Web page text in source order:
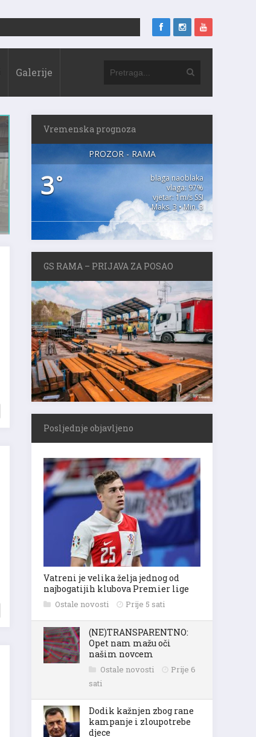
Galerije
Vremenska prognoza
PROZOR - RAMA
3°
blaga naoblaka
vlaga: 97%
vjetar: 1m/s SSI
Maks. 3 • Min. 3
GS RAMA – PRIJAVA ZA POSAO
Posljednje objavljeno
Vatreni je velika želja jednog od
najbogatijih klubova Premier lige
Ostale novosti Prije 5 sati
(NE)TRANSPARENTNO:
Opet nam mažu oči
našim novcem
Ostale novosti
Prije 6
sati
Dodik kažnjen zbog rane
kampanje i zloupotrebe
djece